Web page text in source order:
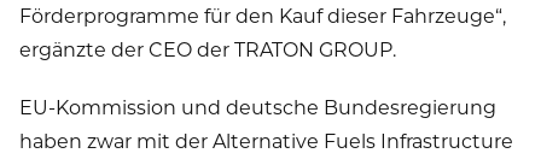
Förderprogramme für den Kauf dieser Fahrzeuge“,
ergänzte der CEO der TRATON GROUP.
EU-Kommission und deutsche Bundesregierung
haben zwar mit der Alternative Fuels Infrastructure